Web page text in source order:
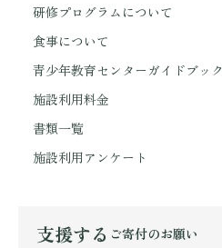
研修プログラムについて
食事について
青少年教育センターガイドブック
施設利用料金
書類一覧
施設利用アンケート
支援する ご寄付のお願い